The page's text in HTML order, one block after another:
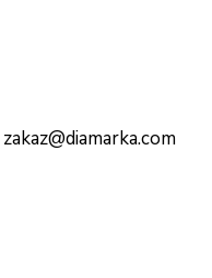
zakaz@diamarka.com